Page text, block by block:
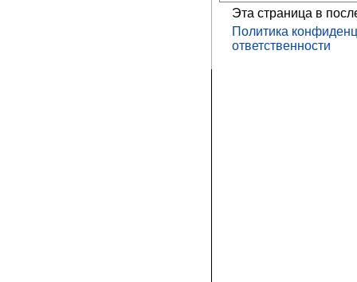
Эта страница в
Политика
ответственности